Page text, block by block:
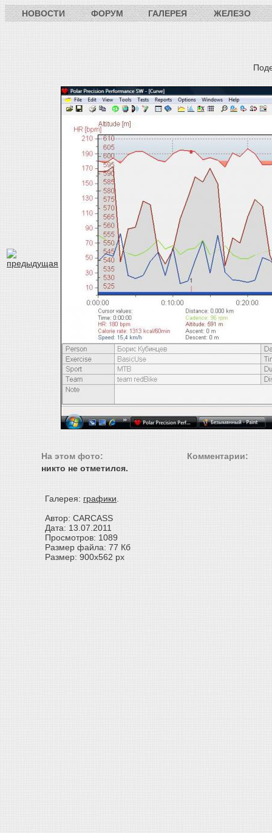
НОВОСТИ ФОРУМ ГАЛЕРЕЯ ЖЕЛЕЗО
На этом фото:
никто не отметился.
Комментарии:
Галерея: графики
Автор: CARCASS
Дата: 13.07.2011
Просмотров: 1089
Размер файла: 77 Кб
Размер: 900x562 px